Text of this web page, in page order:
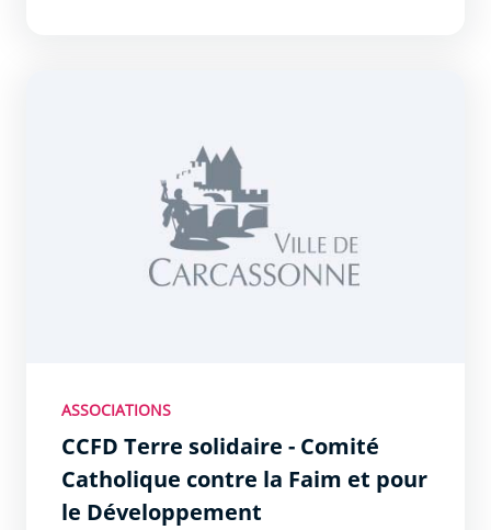
ASSOCIATIONS
CCFD Terre solidaire - Comité
Catholique contre la Faim et pour
le Développement